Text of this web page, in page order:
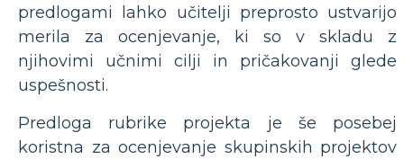
predlogami lahko učitelji preprosto ustvarijo
merila za ocenjevanje, ki so v skladu z
njihovimi učnimi cilji in pričakovanji glede
uspešnosti.
Predloga rubrike projekta je še posebej
koristna za ocenjevanje skupinskih projektov